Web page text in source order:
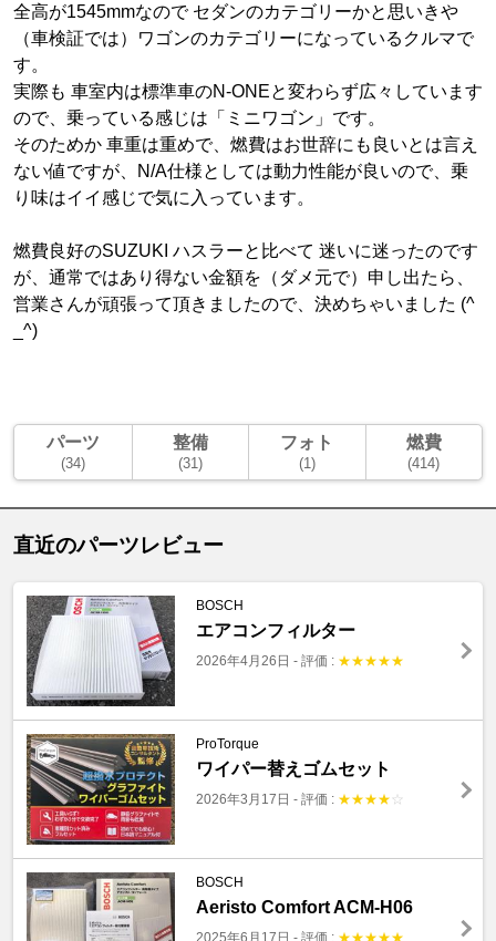
全高が1545mmなので セダンのカテゴリーかと思いきや
（車検証では）ワゴンのカテゴリーになっているクルマで
す。
実際も 車室内は標準車のN-ONEと変わらず広々しています
ので、乗っている感じは「ミニワゴン」です。
そのためか 車重は重めで、燃費はお世辞にも良いとは言え
ない値ですが、N/A仕様としては動力性能が良いので、乗
り味はイイ感じで気に入っています。
燃費良好のSUZUKI ハスラーと比べて 迷いに迷ったのです
が、通常ではあり得ない金額を（ダメ元で）申し出たら、
営業さんが頑張って頂きましたので、決めちゃいました (^
_^)
パーツ
(34)
整備
(31)
フォト
(1)
燃費
(414)
直近のパーツレビュー
BOSCH
エアコンフィルター
2026年4月26日 - 評価 : ★★★★★
ProTorque
ワイパー替えゴムセット
2026年3月17日 - 評価 : ★★★★ ☆
BOSCH
Aeristo Comfort ACM-H06